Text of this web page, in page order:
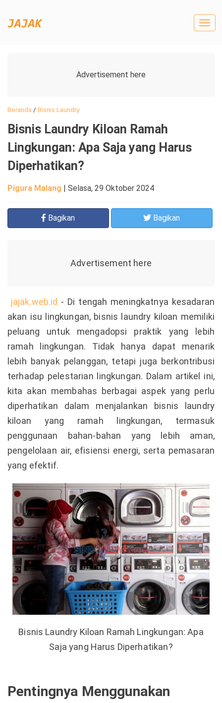
Beranda / Bisnis Laundry
Bisnis Laundry Kiloan Ramah
Lingkungan: Apa Saja yang Harus
Diperhatikan?
Pigura Malang | Selasa, 29 Oktober 2024
Bagikan Bagikan
jajak.web.id - Di tengah meningkatnya kesadaran
akan isu lingkungan, bisnis laundry kiloan memiliki
peluang untuk mengadopsi praktik yang lebih
ramah lingkungan. Tidak hanya dapat menarik
lebih banyak pelanggan, tetapi juga berkontribusi
terhadap pelestarian lingkungan. Dalam artikel ini,
kita akan membahas berbagai aspek yang perlu
diperhatikan dalam menjalankan bisnis laundry
kiloan yang ramah lingkungan, termasuk
penggunaan bahan-bahan yang lebih aman,
pengelolaan air, efisiensi energi, serta pemasaran
yang efektif.
Bisnis Laundry Kiloan Ramah Lingkungan: Apa
Saja yang Harus Diperhatikan?
Pentingnya Menggunakan